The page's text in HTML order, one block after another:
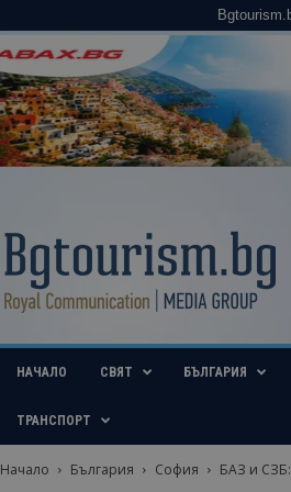
НАЧАЛО СВЯТ БЪЛГАРИЯ
ТРАНСПОРТ
Начало България София
БАЗ и